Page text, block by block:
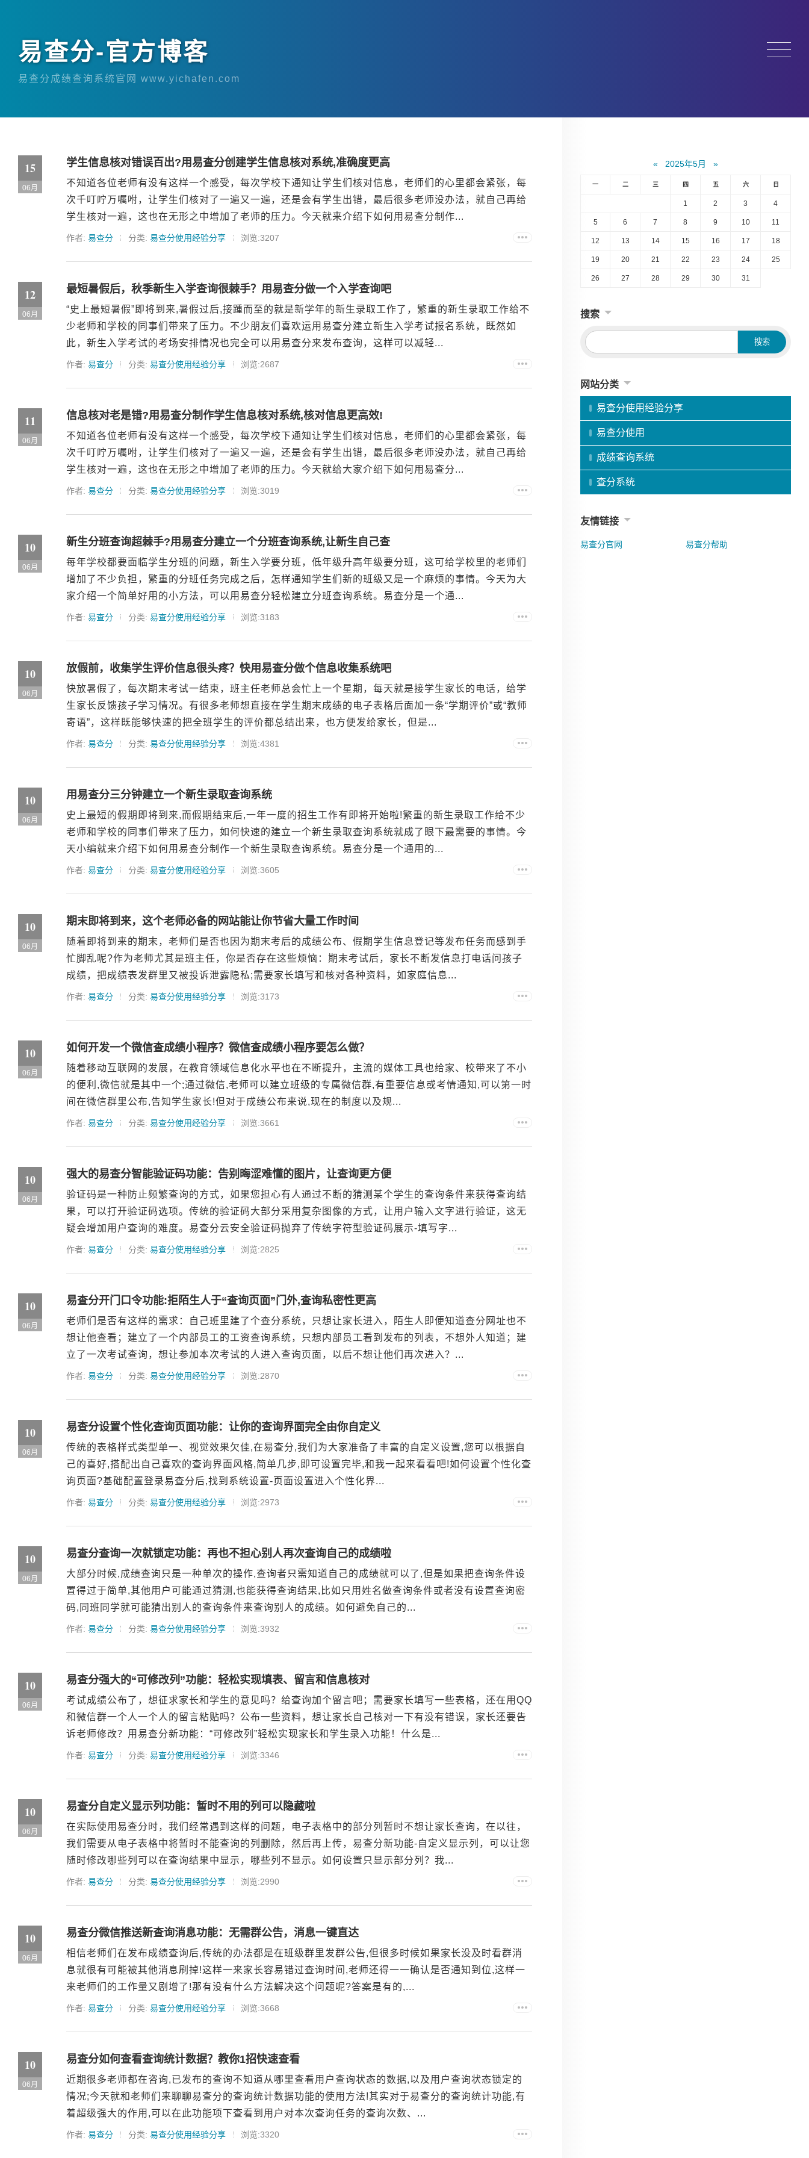
易查分-官方博客
易查分成绩查询系统官网 www.yichafen.com
15
06月
学生信息核对错误百出?用易查分创建学生信息核对系统,准确度更高
不知道各位老师有没有这样一个感受，每次学校下通知让学生们核对信息，老师们的心里都会紧张，每
次千叮咛万嘱咐，让学生们核对了一遍又一遍，还是会有学生出错，最后很多老师没办法，就自己再给
学生核对一遍，这也在无形之中增加了老师的压力。今天就来介绍下如何用易查分制作...
作者: 易查分 分类: 易查分使用经验分享 浏览:3207
12
06月
最短暑假后，秋季新生入学查询很棘手？用易查分做一个入学查询吧
“史上最短暑假”即将到来,暑假过后,接踵而至的就是新学年的新生录取工作了，繁重的新生录取工作给不
少老师和学校的同事们带来了压力。不少朋友们喜欢运用易查分建立新生入学考试报名系统，既然如
此，新生入学考试的考场安排情况也完全可以用易查分来发布查询，这样可以减轻...
作者: 易查分 分类: 易查分使用经验分享 浏览:2687
11
06月
信息核对老是错?用易查分制作学生信息核对系统,核对信息更高效!
不知道各位老师有没有这样一个感受，每次学校下通知让学生们核对信息，老师们的心里都会紧张，每
次千叮咛万嘱咐，让学生们核对了一遍又一遍，还是会有学生出错，最后很多老师没办法，就自己再给
学生核对一遍，这也在无形之中增加了老师的压力。今天就给大家介绍下如何用易查分...
作者: 易查分 分类: 易查分使用经验分享 浏览:3019
10
06月
新生分班查询超棘手?用易查分建立一个分班查询系统,让新生自己查
每年学校都要面临学生分班的问题，新生入学要分班，低年级升高年级要分班，这可给学校里的老师们
增加了不少负担，繁重的分班任务完成之后，怎样通知学生们新的班级又是一个麻烦的事情。今天为大
家介绍一个简单好用的小方法，可以用易查分轻松建立分班查询系统。易查分是一个通...
作者: 易查分 分类: 易查分使用经验分享 浏览:3183
10
06月
放假前，收集学生评价信息很头疼？快用易查分做个信息收集系统吧
快放暑假了，每次期末考试一结束，班主任老师总会忙上一个星期，每天就是接学生家长的电话，给学
生家长反馈孩子学习情况。有很多老师想直接在学生期末成绩的电子表格后面加一条“学期评价”或“教师
寄语”，这样既能够快速的把全班学生的评价都总结出来，也方便发给家长，但是...
作者: 易查分 分类: 易查分使用经验分享 浏览:4381
10
06月
用易查分三分钟建立一个新生录取查询系统
史上最短的假期即将到来,而假期结束后,一年一度的招生工作有即将开始啦!繁重的新生录取工作给不少
老师和学校的同事们带来了压力，如何快速的建立一个新生录取查询系统就成了眼下最需要的事情。今
天小编就来介绍下如何用易查分制作一个新生录取查询系统。易查分是一个通用的...
作者: 易查分 分类: 易查分使用经验分享 浏览:3605
10
06月
期末即将到来，这个老师必备的网站能让你节省大量工作时间
随着即将到来的期末，老师们是否也因为期末考后的成绩公布、假期学生信息登记等发布任务而感到手
忙脚乱呢?作为老师尤其是班主任，你是否存在这些烦恼：期末考试后，家长不断发信息打电话问孩子
成绩，把成绩表发群里又被投诉泄露隐私;需要家长填写和核对各种资料，如家庭信息...
作者: 易查分 分类: 易查分使用经验分享 浏览:3173
10
06月
如何开发一个微信查成绩小程序？微信查成绩小程序要怎么做？
随着移动互联网的发展，在教育领域信息化水平也在不断提升，主流的媒体工具也给家、校带来了不小
的便利,微信就是其中一个;通过微信,老师可以建立班级的专属微信群,有重要信息或考情通知,可以第一时
间在微信群里公布,告知学生家长!但对于成绩公布来说,现在的制度以及规...
作者: 易查分 分类: 易查分使用经验分享 浏览:3661
10
06月
强大的易查分智能验证码功能：告别晦涩难懂的图片，让查询更方便
验证码是一种防止频繁查询的方式，如果您担心有人通过不断的猜测某个学生的查询条件来获得查询结
果，可以打开验证码选项。传统的验证码大部分采用复杂图像的方式，让用户输入文字进行验证，这无
疑会增加用户查询的难度。易查分云安全验证码抛弃了传统字符型验证码展示-填写字...
作者: 易查分 分类: 易查分使用经验分享 浏览:2825
10
06月
易查分开门口令功能:拒陌生人于“查询页面”门外,查询私密性更高
老师们是否有这样的需求：自己班里建了个查分系统，只想让家长进入，陌生人即便知道查分网址也不
想让他查看；建立了一个内部员工的工资查询系统，只想内部员工看到发布的列表，不想外人知道；建
立了一次考试查询，想让参加本次考试的人进入查询页面，以后不想让他们再次进入？...
作者: 易查分 分类: 易查分使用经验分享 浏览:2870
10
06月
易查分设置个性化查询页面功能：让你的查询界面完全由你自定义
传统的表格样式类型单一、视觉效果欠佳,在易查分,我们为大家准备了丰富的自定义设置,您可以根据自
己的喜好,搭配出自己喜欢的查询界面风格,简单几步,即可设置完毕,和我一起来看看吧!如何设置个性化查
询页面?基础配置登录易查分后,找到系统设置-页面设置进入个性化界...
作者: 易查分 分类: 易查分使用经验分享 浏览:2973
10
06月
易查分查询一次就锁定功能：再也不担心别人再次查询自己的成绩啦
大部分时候,成绩查询只是一种单次的操作,查询者只需知道自己的成绩就可以了,但是如果把查询条件设
置得过于简单,其他用户可能通过猜测,也能获得查询结果,比如只用姓名做查询条件或者没有设置查询密
码,同班同学就可能猜出别人的查询条件来查询别人的成绩。如何避免自己的...
作者: 易查分 分类: 易查分使用经验分享 浏览:3932
10
06月
易查分强大的“可修改列”功能：轻松实现填表、留言和信息核对
考试成绩公布了，想征求家长和学生的意见吗？给查询加个留言吧；需要家长填写一些表格，还在用QQ
和微信群一个人一个人的留言粘贴吗？公布一些资料，想让家长自己核对一下有没有错误，家长还要告
诉老师修改？用易查分新功能：“可修改列”轻松实现家长和学生录入功能！什么是...
作者: 易查分 分类: 易查分使用经验分享 浏览:3346
10
06月
易查分自定义显示列功能：暂时不用的列可以隐藏啦
在实际使用易查分时，我们经常遇到这样的问题，电子表格中的部分列暂时不想让家长查询，在以往，
我们需要从电子表格中将暂时不能查询的列删除，然后再上传，易查分新功能-自定义显示列，可以让您
随时修改哪些列可以在查询结果中显示，哪些列不显示。如何设置只显示部分列？我...
作者: 易查分 分类: 易查分使用经验分享 浏览:2990
10
06月
易查分微信推送新查询消息功能：无需群公告，消息一键直达
相信老师们在发布成绩查询后,传统的办法都是在班级群里发群公告,但很多时候如果家长没及时看群消
息就很有可能被其他消息刷掉!这样一来家长容易错过查询时间,老师还得一一确认是否通知到位,这样一
来老师们的工作量又剧增了!那有没有什么方法解决这个问题呢?答案是有的,...
作者: 易查分 分类: 易查分使用经验分享 浏览:3668
10
06月
易查分如何查看查询统计数据？教你1招快速查看
近期很多老师都在咨询,已发布的查询不知道从哪里查看用户查询状态的数据,以及用户查询状态锁定的
情况;今天就和老师们来聊聊易查分的查询统计数据功能的使用方法!其实对于易查分的查询统计功能,有
着超级强大的作用,可以在此功能项下查看到用户对本次查询任务的查询次数、...
作者: 易查分 分类: 易查分使用经验分享 浏览:3320
« 2025年5月 »
一 二 三 四 五 六 日
1 2 3 4
5 6 7 8 9 10 11
12 13 14 15 16 17 18
19 20 21 22 23 24 25
26 27 28 29 30 31
搜索
网站分类
易查分使用经验分享
易查分使用
成绩查询系统
查分系统
友情链接
易查分官网 易查分帮助